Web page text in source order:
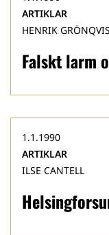
Falskt larm
ARTIKLAR
HENRIK
1.1.1990
ARTIKLAR
ILSE CANTELL